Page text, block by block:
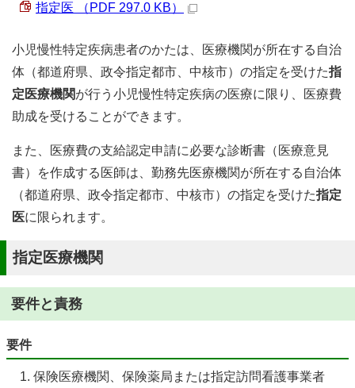
指定医 （PDF 297.0 KB）
小児慢性特定疾病患者のかたは、医療機関が所在する自治
体（都道府県、政令指定都市、中核市）の指定を受けた指
定医療機関が行う小児慢性特定疾病の医療に限り、医療費
助成を受けることができます。
また、医療費の支給認定申請に必要な診断書（医療意見
書）を作成する医師は、勤務先医療機関が所在する自治体
（都道府県、政令指定都市、中核市）の指定を受けた指定
医に限られます。
指定医療機関
要件と責務
要件
保険医療機関、保険薬局または指定訪問看護事業者